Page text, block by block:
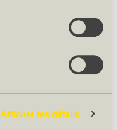
Afficher les détails